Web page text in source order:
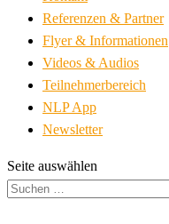
Referenzen & Partner
Flyer & Informationen
Videos & Audios
Teilnehmerbereich
NLP App
Newsletter
Seite auswählen